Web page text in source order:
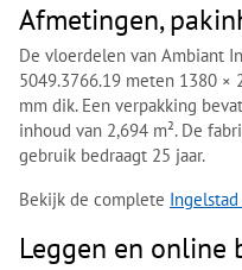
Afmetingen,
De vloerdelen van Ambiant
5049.3766.19 meten 1380 ×
mm dik. Een verpakking
inhoud van 2,694 m². De
gebruik bedraagt 25 jaar.
Bekijk de complete
Leggen en online